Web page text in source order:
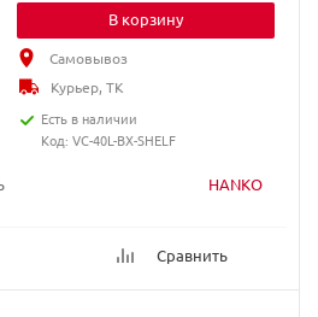
HANKO
Сравнить
В корзину
Самовывоз
Курьер, ТК
Есть в наличии
Код: VC-40L-BX-SHELF